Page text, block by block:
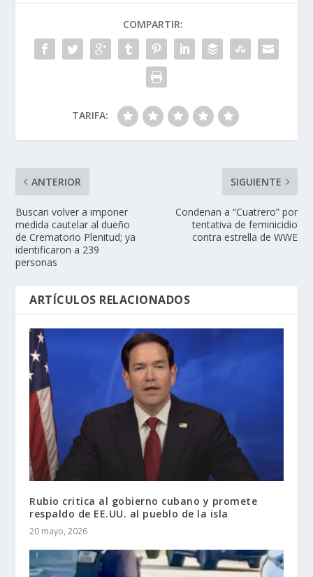
COMPARTIR:
TARIFA:
ANTERIOR
Buscan volver a imponer
medida cautelar al dueño
de Crematorio Plenitud; ya
identificaron a 239
personas
SIGUIENTE
Condenan a “Cuatrero” por
tentativa de feminicidio
contra estrella de WWE
ARTÍCULOS RELACIONADOS
Rubio critica al gobierno cubano y promete
respaldo de EE.UU. al pueblo de la isla
20 mayo, 2026